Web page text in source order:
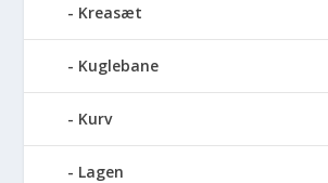
Kreasæt
Kuglebane
Kurv
Lagen